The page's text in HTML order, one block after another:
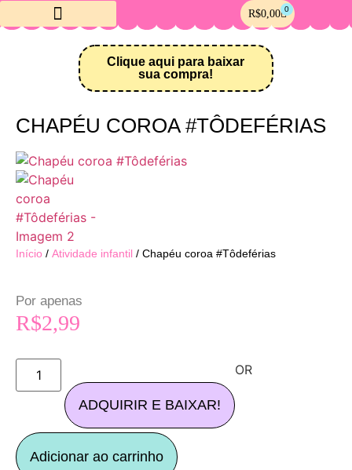
R$0,00 0
Clique aqui para baixar
sua compra!
CHAPÉU COROA #TÔDEFÉRIAS
Início / Atividade infantil / Chapéu coroa #Tôdeférias
Por apenas
R$2,99
ADQUIRIR E BAIXAR!
Adicionar ao carrinho
OR